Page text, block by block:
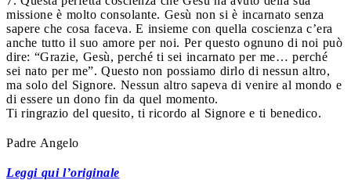
missione è molto consolante. Gesù non si è incarnato senza
sapere che cosa faceva. E insieme con quella coscienza c’era
anche tutto il suo amore per noi. Per questo ognuno di noi può
dire: “Grazie, Gesù, perché ti sei incarnato per me… perché
sei nato per me”. Questo non possiamo dirlo di nessun altro,
ma solo del Signore. Nessun altro sapeva di venire al mondo e
di essere un dono fin da quel momento.
Ti ringrazio del quesito, ti ricordo al Signore e ti benedico.
Padre Angelo
Leggi qui l’originale